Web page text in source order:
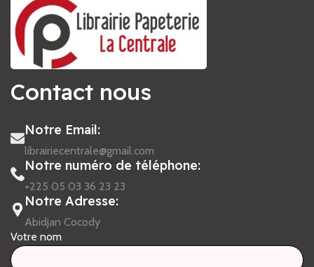
Contact nous
Notre Email:
librairiecentrale@gmail.com
Notre numéro de téléphone:
+225 05 03 36 23 23
Notre Adresse:
Abidjan Cocody
Votre nom